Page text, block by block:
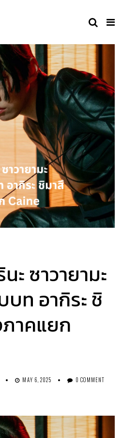
ะ ซาวายามะ
ท อากิระ ชิ
าคแยก
MAY 6, 2025 0 COMMENT